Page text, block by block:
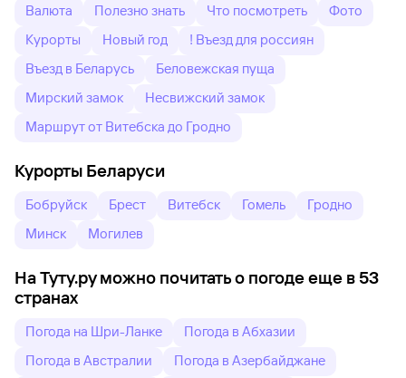
Валюта
Полезно знать Что посмотреть
Фото
Курорты
Новый год
! Въезд для россиян
Въезд в Беларусь
Беловежская пуща
Мирский замок
Несвижский замок
Маршрут от Витебска до Гродно
Курорты Беларуси
Бобруйск Брест Витебск Гомель
Гродно
Минск
Могилев
На Туту.ру можно почитать о погоде еще в 53
странах
Погода на Шри-Ланке
Погода в Абхазии
Погода в Австралии
Погода в Азербайджане